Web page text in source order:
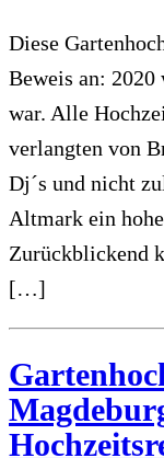
Diese
Beweis an: 2020
war. Alle
verlangten von
Dj´s und nicht
Altmark ein
Zurückblickend
[…]